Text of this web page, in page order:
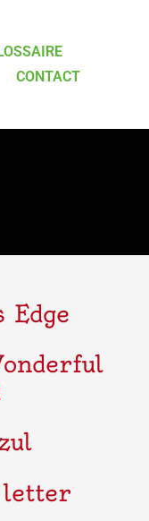
CONTACT
Edge
letter